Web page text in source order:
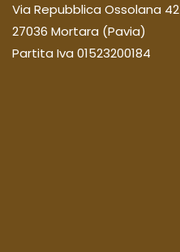
Via Repubblica Ossolana 42
27036 Mortara (Pavia)
Partita Iva 01523200184